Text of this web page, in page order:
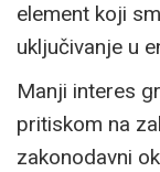
element koji
uključivanje u
Manji interes
pritiskom na
zakonodavni